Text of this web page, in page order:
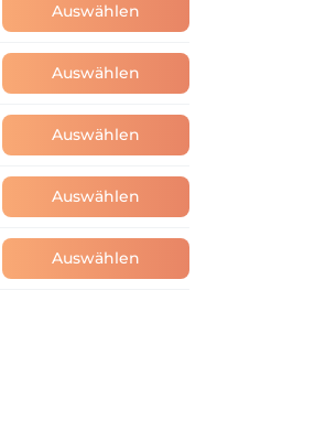
Auswählen
Auswählen
Auswählen
Auswählen
Auswählen